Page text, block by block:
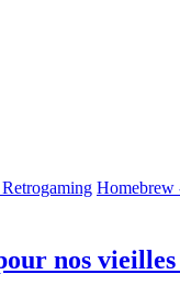
Homebrew
nos vieilles